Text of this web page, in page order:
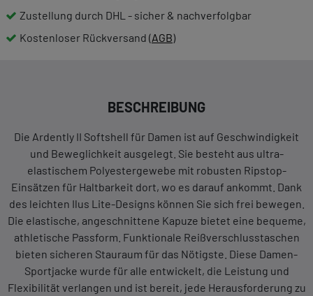
Zustellung durch DHL - sicher & nachverfolgbar
Kostenloser Rückversand (AGB)
BESCHREIBUNG
Die Ardently II Softshell für Damen ist auf Geschwindigkeit
und Beweglichkeit ausgelegt. Sie besteht aus ultra-
elastischem Polyestergewebe mit robusten Ripstop-
Einsätzen für Haltbarkeit dort, wo es darauf ankommt. Dank
des leichten Ilus Lite-Designs können Sie sich frei bewegen.
Die elastische, angeschnittene Kapuze bietet eine bequeme,
athletische Passform. Funktionale Reißverschlusstaschen
bieten sicheren Stauraum für das Nötigste. Diese Damen-
Sportjacke wurde für alle entwickelt, die Leistung und
Flexibilität verlangen und ist bereit, jede Herausforderung zu